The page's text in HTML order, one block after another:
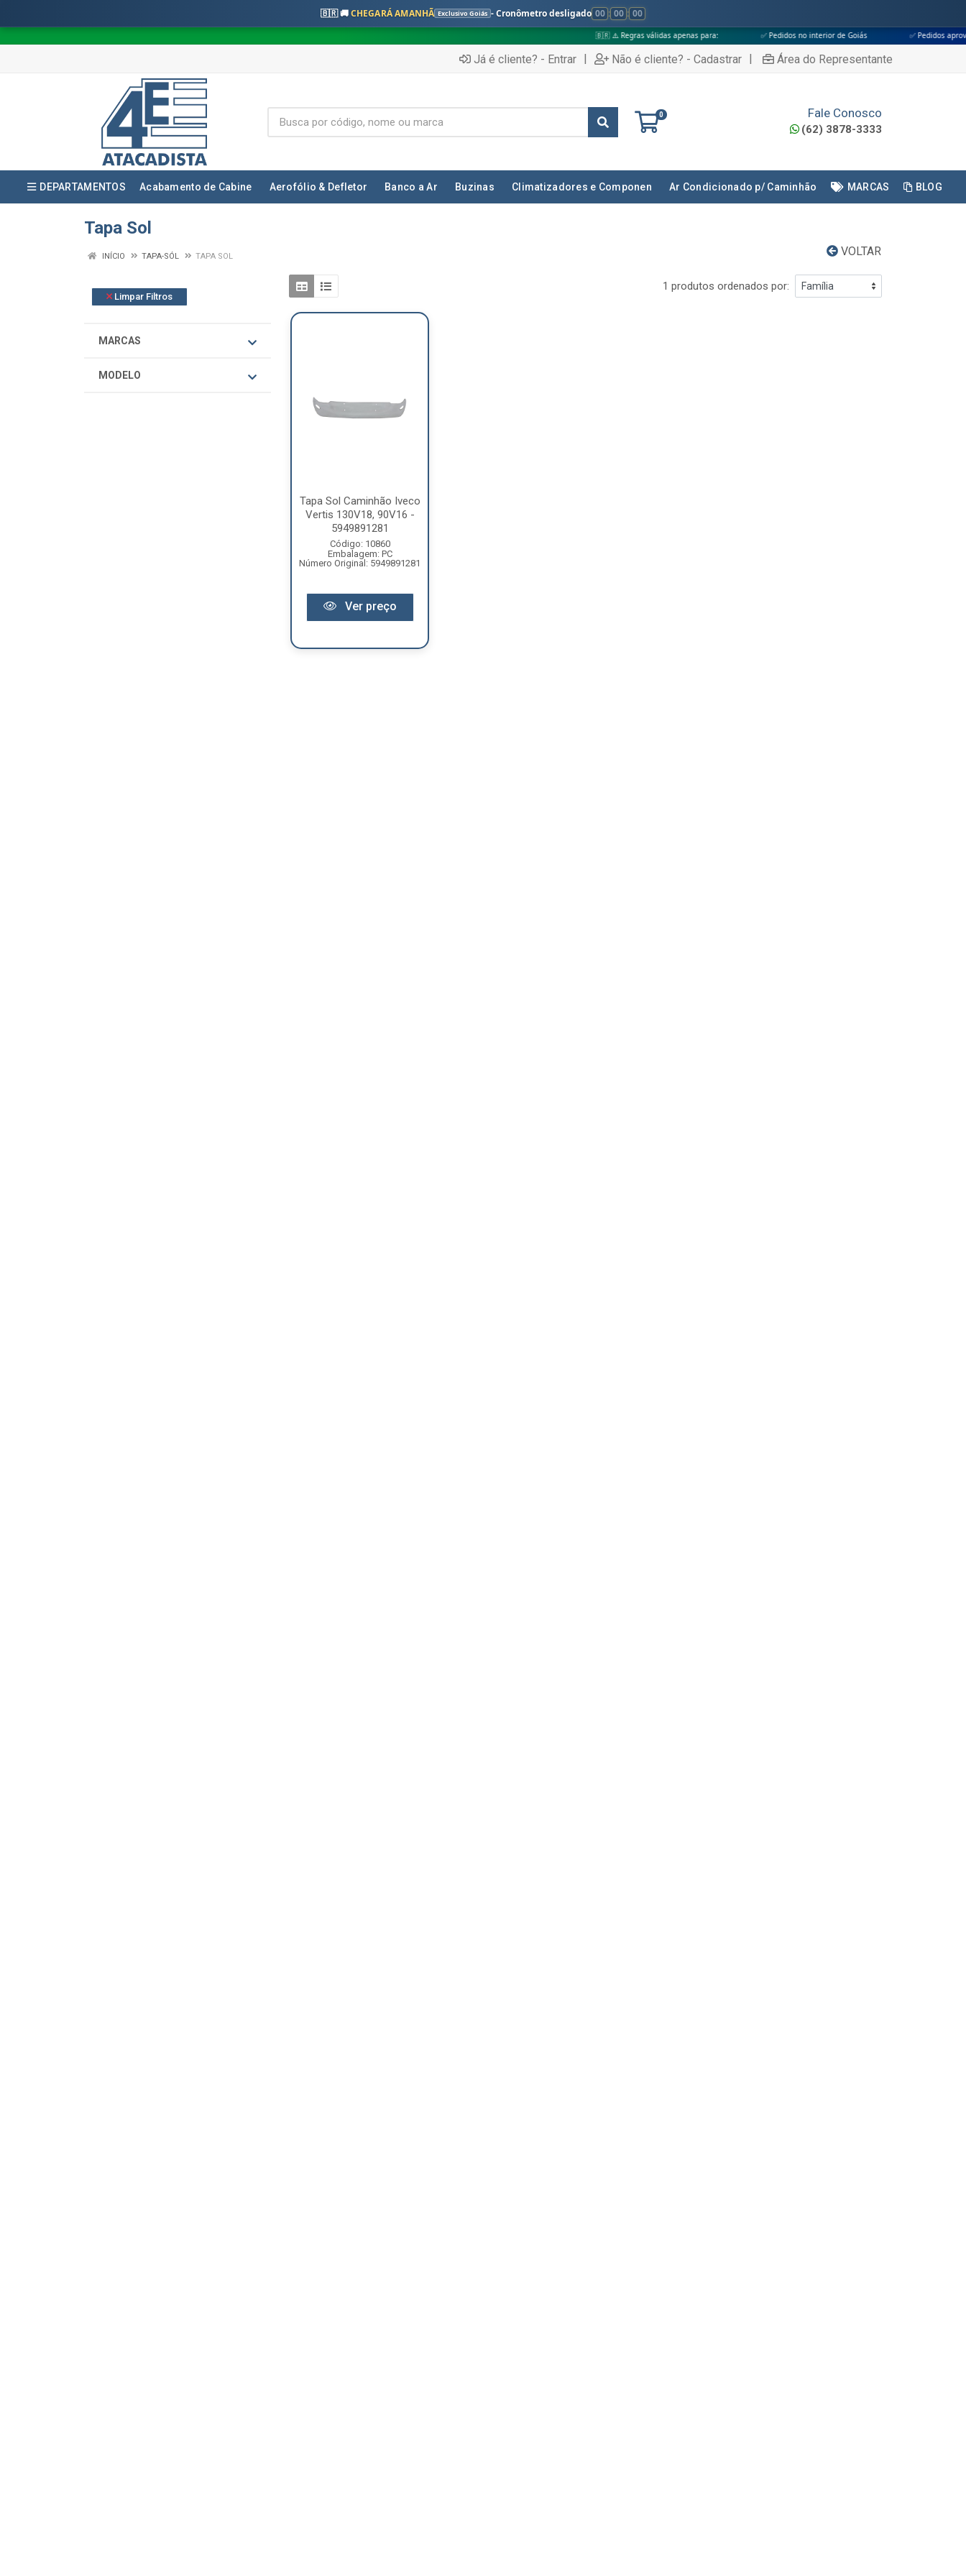
🇧🇷 🚚CHEGARÁ AMANHÃ Exclusivo Goiás - Cronômetro desligado 00 : 00 : 00
🇧🇷 ⚠️ Regras válidas apenas para: ✅ Pedidos no interior de Goiás ✅ Pedidos aprovados até às
Já é cliente? - Entrar | Não é cliente? - Cadastrar | Área do Representante
0 Fale Conosco
(62) 3878-3333
DEPARTAMENTOS Acabamento de Cabine Aerofólio & Defletor Banco a Ar Buzinas Climatizadores e Componen Ar Condicionado p/ Caminhão MARCAS BLOG
Tapa Sol
VOLTAR
INÍCIO TAPA-SÓL TAPA SOL
Limpar Filtros
MARCAS
MODELO
1 produtos ordenados por:
Tapa Sol Caminhão Iveco
Vertis 130V18, 90V16 -
5949891281
Código: 10860
Embalagem: PC
Número Original: 5949891281
Ver preço